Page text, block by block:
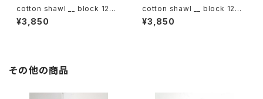
cotton shawl __ block 120
朝朗w
¥3,850
cotton shawl __ block 120
春曙w
¥3,850
その他の商品